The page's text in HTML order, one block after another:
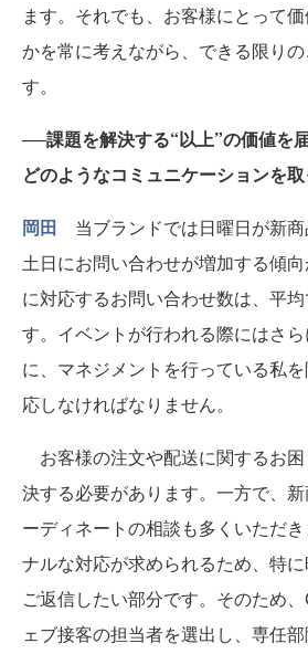
ます。それでも、お客様にとって
かを常に考えながら、できる限り
す。
──課題を解決する“以上”の価値を
どのようなコミュニケーションを取
岡田 当ブランドでは日曜日が新商
土日にお問い合わせが増加する傾
に対応するお問い合わせ数は、平
す。イベントが行われる際にはさ
に、マネジメントを行っている私
応しなければなりません。
お客様の注文や配送に関するお
決する必要があります。一方で、
ーディネートの相談も多くいただ
ナルな対応が求められるため、特
ご返信したい部分です。そのため
ェブ接客の担当者を選出し、専任